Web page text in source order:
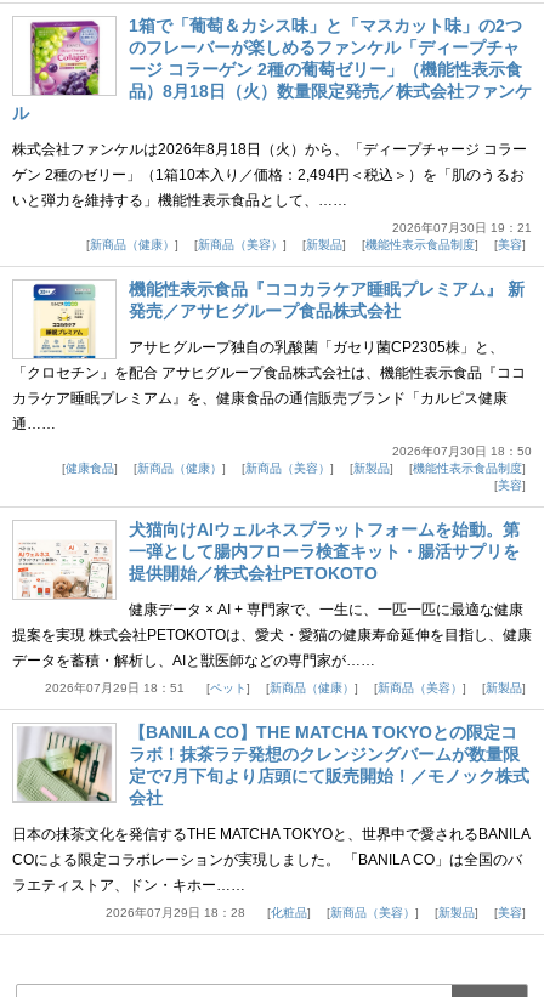
1箱で「葡萄＆カシス味」と「マスカット味」の2つ
のフレーバーが楽しめるファンケル「ディープチャ
ージ コラーゲン 2種の葡萄ゼリー」（機能性表示食
品）8月18日（火）数量限定発売／株式会社ファンケ
ル
株式会社ファンケルは2026年8月18日（火）から、「ディープチャージ コラー
ゲン 2種のゼリー」（1箱10本入り／価格：2,494円＜税込＞）を「肌のうるお
いと弾力を維持する」機能性表示食品として、……
2026年07月30日 19：21
新商品（健康）
新商品（美容） 新製品 機能性表示食品制度 美容
機能性表示食品『ココカラケア睡眠プレミアム』 新
発売／アサヒグループ食品株式会社
アサヒグループ独自の乳酸菌「ガセリ菌CP2305株」と、
「クロセチン」を配合 アサヒグループ食品株式会社は、機能性表示食品『ココ
カラケア睡眠プレミアム』を、健康食品の通信販売ブランド「カルピス健康
通……
2026年07月30日 18：50
健康食品
新商品（健康） 新商品（美容） 新製品
機能性表示食品制度
美容
犬猫向けAIウェルネスプラットフォームを始動。第
一弾として腸内フローラ検査キット・腸活サプリを
提供開始／株式会社PETOKOTO
健康データ × AI + 専門家で、一生に、一匹一匹に最適な健康
提案を実現 株式会社PETOKOTOは、愛犬・愛猫の健康寿命延伸を目指し、健康
データを蓄積・解析し、AIと獣医師などの専門家が……
2026年07月29日 18：51 ペット 新商品（健康） 新商品（美容） 新製品
【BANILA CO】THE MATCHA TOKYOとの限定コ
ラボ！抹茶ラテ発想のクレンジングバームが数量限
定で7月下旬より店頭にて販売開始！／モノック株式
会社
日本の抹茶文化を発信するTHE MATCHA TOKYOと、世界中で愛されるBANILA
COによる限定コラボレーションが実現しました。 「BANILA CO」は全国のバ
ラエティストア、ドン・キホー……
2026年07月29日 18：28 化粧品 新商品（美容） 新製品 美容